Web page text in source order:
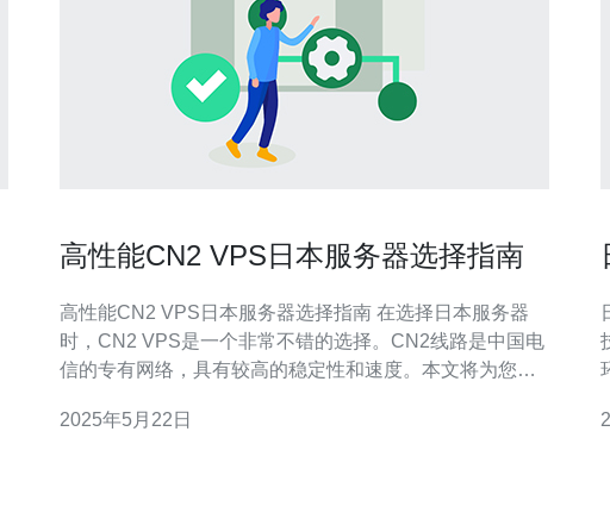
高性能CN2 VPS日本服务器选择指南
高性能CN2 VPS日本服务器选择指南 在选择日本服务器
时，CN2 VPS是一个非常不错的选择。CN2线路是中国电
信的专有网络，具有较高的稳定性和速度。本文将为您介
是服务器的性能。您需要查看服务器的处理器、内存、存
2025年5月22日